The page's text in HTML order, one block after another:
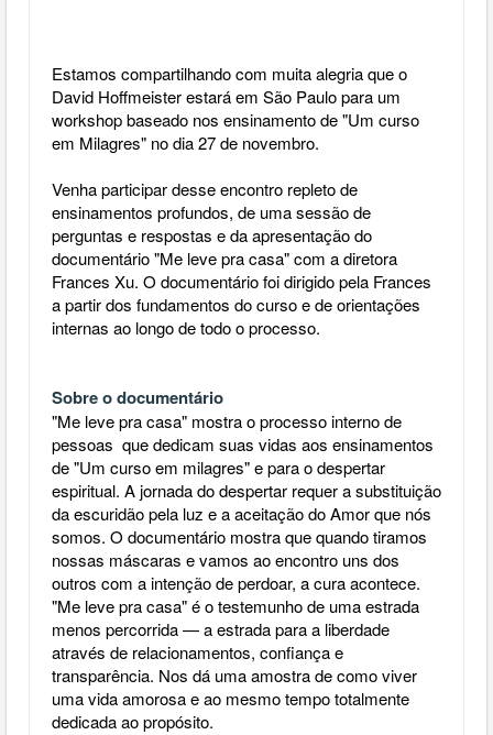
Estamos compartilhando com muita alegria que o
David Hoffmeister estará em São Paulo para um
workshop baseado nos ensinamento de "Um curso
em Milagres" no dia 27 de novembro.
Venha participar desse encontro repleto de
ensinamentos profundos, de uma sessão de
perguntas e respostas e da apresentação do
documentário "Me leve pra casa" com a diretora
Frances Xu. O documentário foi dirigido pela Frances
a partir dos fundamentos do curso e de orientações
internas ao longo de todo o processo.
Sobre o documentário
"Me leve pra casa" mostra o processo interno de
pessoas que dedicam suas vidas aos ensinamentos
de "Um curso em milagres" e para o despertar
espiritual. A jornada do despertar requer a substituição
da escuridão pela luz e a aceitação do Amor que nós
somos. O documentário mostra que quando tiramos
nossas máscaras e vamos ao encontro uns dos
outros com a intenção de perdoar, a cura acontece.
"Me leve pra casa" é o testemunho de uma estrada
menos percorrida — a estrada para a liberdade
através de relacionamentos, confiança e
transparência. Nos dá uma amostra de como viver
uma vida amorosa e ao mesmo tempo totalmente
dedicada ao propósito.